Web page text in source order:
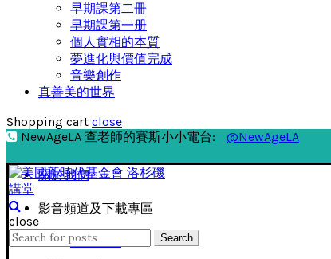
早期課第二冊
早期課第一册
個人實相的本質
夢進化與價值完成
音樂創作
真善美的世界
Shopping cart close
NewAgeLA 查老師的賽斯小小電台:
@NewAgeLA
關於我們
影音頻道及下載專區
影音下載
close
Search
for:
Search